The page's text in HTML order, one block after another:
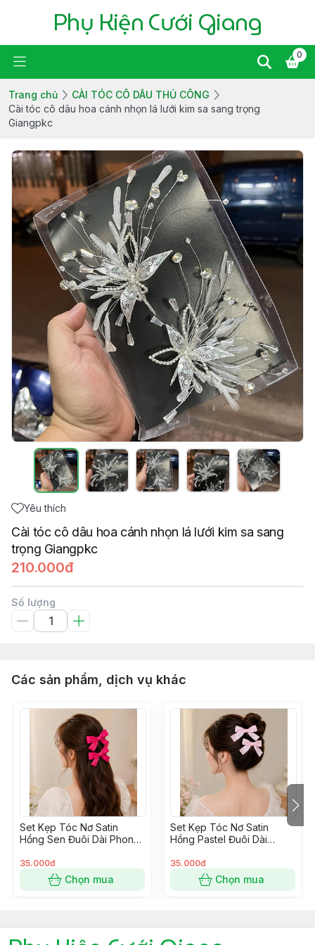
Phụ Kiện Cưới Giang
0
Trang chủ
CÀI TÓC CÔ DÂU THỦ CÔNG
Cài tóc cô dâu hoa cánh nhọn lá lưới kim sa sang trọng
Giangpkc
Yêu thích
Cài tóc cô dâu hoa cánh nhọn lá lưới kim sa sang
trọng Giangpkc
210.000đ
Số lượng
Các sản phẩm, dịch vụ khác
Set Kẹp Tóc Nơ Satin
Hồng Sen Đuôi Dài Phong
35.000đ
Chọn mua
Set Kẹp Tóc Nơ Satin
Hồng Pastel Đuôi Dài
35.000đ
Chọn mua